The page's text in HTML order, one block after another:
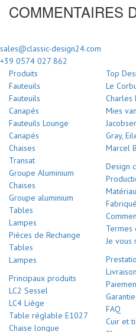
COMMENTAIRES
sales@classic-design24.com
+39 0574 027 862
Produits
Fauteuils
Fauteuils
Canapés
Fauteuils Lounge
Canapés
Chaises
Transat
Groupe Aluminium
Chaises
Groupe aluminium
Tables
Lampes
Pièces de Rechange
Tables
Lampes
Principaux produits
LC2 Sessel
LC4 Liège
Table réglable E1027
Chaise longue
Top
Le
Charles
Mies
Gray,
Marcel
Design
Termes
Je vous
Livraison
Garantie
FAQ
Cuir et